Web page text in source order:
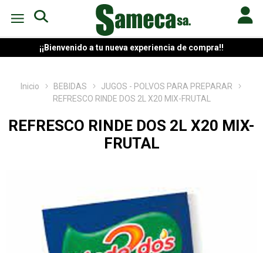
¡¡Bienvenido a tu nueva experiencia de compra!!
Inicio BEBIDAS
JUGOS - POLVOS PARA PREPARAR
REFRESCO RINDE DOS 2L X20 MIX-FRUTAL
REFRESCO RINDE DOS 2L X20 MIX-
FRUTAL